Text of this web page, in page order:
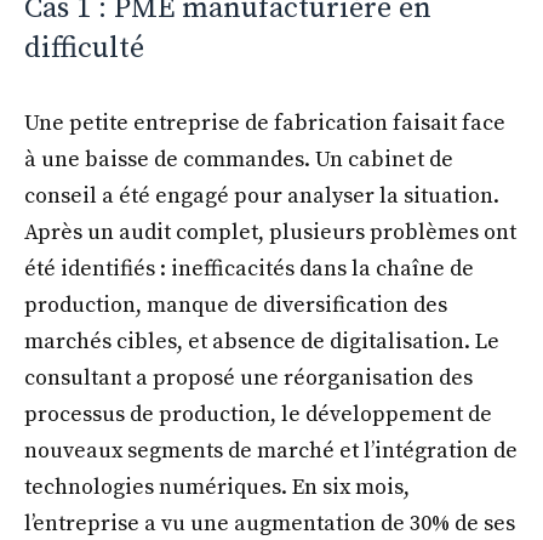
Cas 1 : PME manufacturière en
difficulté
Une petite entreprise de fabrication faisait face
à une baisse de commandes. Un cabinet de
conseil a été engagé pour analyser la situation.
Après un audit complet, plusieurs problèmes ont
été identifiés : inefficacités dans la chaîne de
production, manque de diversification des
marchés cibles, et absence de digitalisation. Le
consultant a proposé une réorganisation des
processus de production, le développement de
nouveaux segments de marché et l’intégration de
technologies numériques. En six mois,
l’entreprise a vu une augmentation de 30% de ses